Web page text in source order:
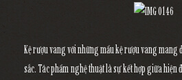
Kệ rượu vangvới những mẩu kệ rượu vang
sắc. Tác phẩm nghệ thuật là sự kết hợp giữa hiện